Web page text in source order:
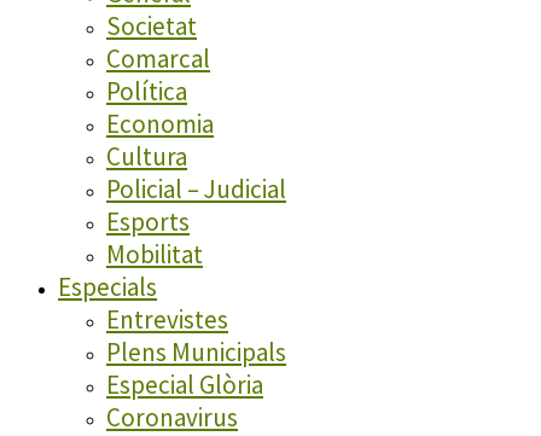
Societat
Comarcal
Política
Economia
Cultura
Policial – Judicial
Esports
Mobilitat
Especials
Entrevistes
Plens Municipals
Especial Glòria
Coronavirus